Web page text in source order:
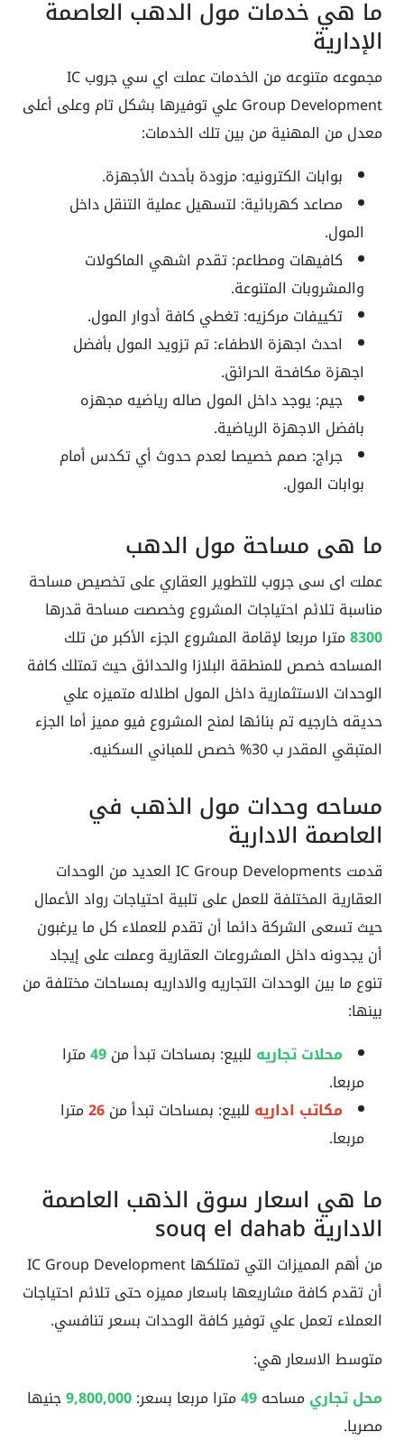
ما هي خدمات مول الدهب العاصمة
الإدارية
مجموعه متنوعه من الخدمات عملت اي سي جروب IC
Group Development علي توفيرها بشكل تام وعلى أعلى
معدل من المهنية من بين تلك الخدمات:
بوابات الكترونيه: مزودة بأحدث الأجهزة.
مصاعد كهربائية: لتسهيل عملية التنقل داخل
المول.
كافيهات ومطاعم: تقدم اشهي الماكولات
والمشروبات المتنوعة.
تكييفات مركزيه: تغطي كافة أدوار المول.
احدث اجهزة الاطفاء: تم تزويد المول بأفضل
اجهزة مكافحة الحرائق.
جيم: يوجد داخل المول صاله رياضيه مجهزه
بافضل الاجهزة الرياضية.
جراج: صمم خصيصا لعدم حدوث أي تكدس أمام
بوابات المول.
ما هي مساحة مول الدهب
عملت اى سى جروب للتطوير العقاري على تخصيص مساحة
مناسبة تلائم احتياجات المشروع وخصصت مساحة قدرها
8300مترا مربعا لإقامة المشروع الجزء الأكبر من تلك
المساحه خصص للمنطقة البلازا والحدائق حيث تمتلك كافة
الوحدات الاستثمارية داخل المول اطلاله متميزه علي
حديقه خارجيه تم بنائها لمنح المشروع فيو مميز أما الجزء
المتبقي المقدر ب 30% خصص للمباني السكنيه.
مساحه وحدات مول الذهب في
العاصمة الادارية
قدمت IC Group Developments العديد من الوحدات
العقارية المختلفة للعمل على تلبية احتياجات رواد الأعمال
حيث تسعى الشركة دائما أن تقدم للعملاء كل ما يرغبون
أن يجدونه داخل المشروعات العقارية وعملت على إيجاد
تنوع ما بين الوحدات التجاريه والاداريه بمساحات مختلفة من
بينها:
محلات تجاريه للبيع: بمساحات تبدأ من49مترا
مربعا.
مكاتب اداريه للبيع: بمساحات تبدأ من26مترا
مربعا.
ما هي اسعار سوق الذهب العاصمة
الادارية souq el dahab
من أهم المميزات التي تمتلكها IC Group Development
أن تقدم كافة مشاريعها باسعار مميزه حتى تلائم احتياجات
العملاء تعمل علي توفير كافة الوحدات بسعر تنافسي.
متوسط الاسعار هي:
محل تجاري مساحه49مترا مربعا بسعر:
جنيها
مصريا.